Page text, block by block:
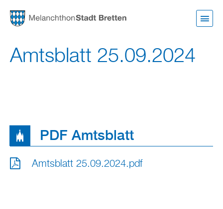
Amtsblatt 25.09.2024
PDF Amtsblatt
Amtsblatt 25.09.2024.pdf